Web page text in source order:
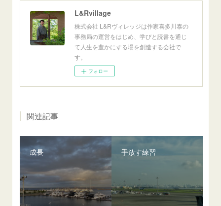
L&Rvillage
株式会社 L&Rヴィレッジは作家喜多川泰の
事務局の運営をはじめ、学びと読書を通じ
て人生を豊かにする場を創造する会社で
す。
フォロー
関連記事
成長 手放す練習